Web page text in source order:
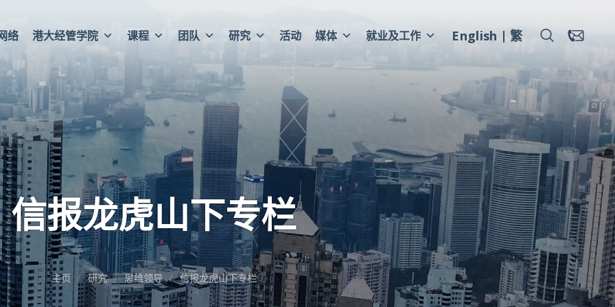
络 港大经管学院 课程 团队 研究 活动 媒体 就业及工作 English 繁
信报龙虎山下专栏
主页 研究 思维领导 信报龙虎山下专栏